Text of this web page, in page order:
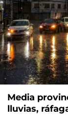
Media
lluvias,